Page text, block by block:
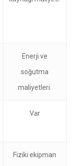
Enerji ve
soğutma
maliyetleri.
Var
Fiziki ekipman